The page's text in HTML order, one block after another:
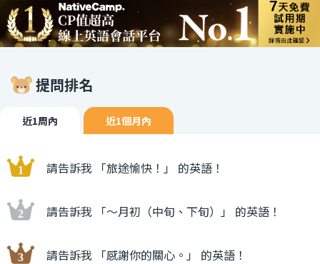
提問排名
近1周內 近1個月內
請告訴我 「旅途愉快！」 的英語！
請告訴我 「〜月初（中旬、下旬）」 的英語！
請告訴我 「感謝你的關心。」 的英語！